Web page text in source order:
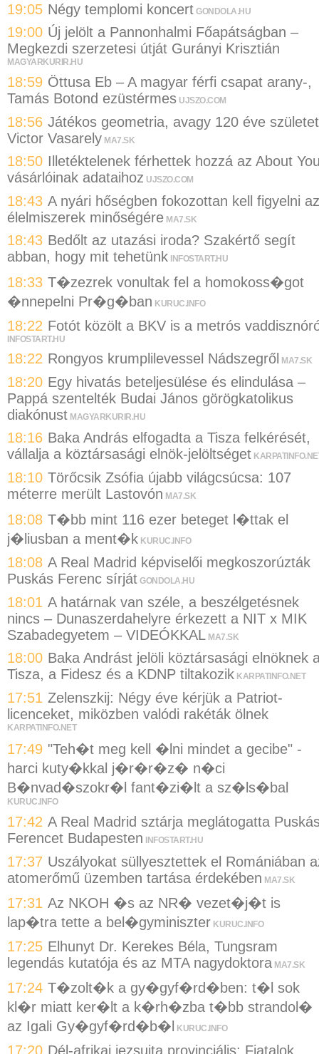
19:05 Négy templomi koncert GONDOLA.HU
19:00 Új jelölt a Pannonhalmi Főapátságban –
Megkezdi szerzetesi útját Gurányi Krisztián
MAGYARKURIR.HU
18:59 Öttusa Eb – A magyar férfi csapat arany-,
Tamás Botond ezüstérmes UJSZO.COM
18:56 Játékos geometria, avagy 120 éve
Victor Vasarely MA7.SK
18:50 Illetéktelenek férhettek hozzá az About
vásárlóinak adataihoz UJSZO.COM
18:43 A nyári hőségben fokozottan kell figyelni az
élelmiszerek minőségére MA7.SK
18:43 Bedőlt az utazási iroda? Szakértő segít
abban, hogy mit tehetünk INFOSTART.HU
18:33 T�zezrek vonultak fel a homokoss�got
�nnepelni Pr�g�ban KURUC.INFO
18:22 Fotót közölt a BKV is a metrós
INFOSTART.HU
18:22 Rongyos krumplilevessel Nádszegről MA7.SK
18:20 Egy hivatás beteljesülése és elindulása –
Pappá szentelték Budai János görögkatolikus
diakónust MAGYARKURIR.HU
18:16 Baka András elfogadta a Tisza felkérését,
vállalja a köztársasági elnök-jelöltséget
18:10 Törőcsik Zsófia újabb világcsúcsa: 107
méterre merült Lastovón MA7.SK
18:08 T�bb mint 116 ezer beteget l�ttak el
j�liusban a ment�k KURUC.INFO
18:08 A Real Madrid képviselői megkoszorúzták
Puskás Ferenc sírját GONDOLA.HU
18:01 A határnak van széle, a beszélgetésnek
nincs – Dunaszerdahelyre érkezett a NIT x MIK
Szabadegyetem – VIDEÓKKAL MA7.SK
18:00 Baka Andrást jelöli köztársasági elnöknek
Tisza, a Fidesz és a KDNP tiltakozik KARPATINFO.NET
17:51 Zelenszkij: Négy éve kérjük a Patriot-
licenceket, miközben valódi rakéták ölnek
KARPATINFO.NET
17:49 "Teh�t meg kell �lni mindet a gecibe" -
harci kuty�kkal j�r�r�z� n�ci
B�nvad�szokr�l fant�zi�lt a sz�ls�bal
KURUC.INFO
17:42 A Real Madrid sztárja meglátogatta
Ferencet Budapesten
INFOSTART.HU
17:37 Uszályokat süllyesztettek el Romániában
atomerőmű üzemben tartása érdekében MA7.SK
17:31 Az NKOH �s az NR� vezet�j�t is
lap�tra tette a bel�gyminiszter KURUC.INFO
17:25 Elhunyt Dr. Kerekes Béla, Tungsram
legendás kutatója és az MTA nagydoktora MA7.SK
17:24 T�zolt�k a gy�gyf�rd�ben: t�l sok
kl�r miatt ker�lt a k�rh�zba t�bb strandol�
az Igali Gy�gyf�rd�b�l
KURUC.INFO
17:20 Dél-afrikai jezsuita provinciális: Fiatalok